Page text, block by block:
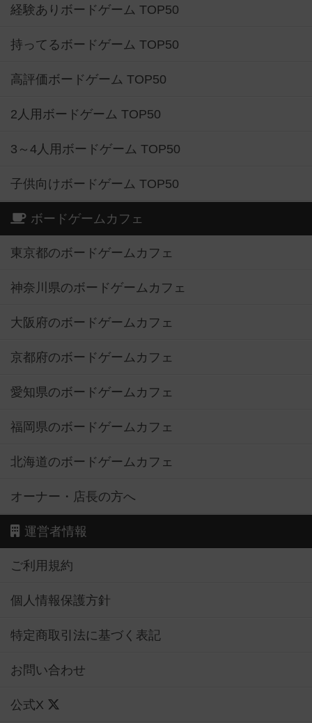
経験ありボードゲーム TOP50
持ってるボードゲーム TOP50
高評価ボードゲーム TOP50
2人用ボードゲーム TOP50
3～4人用ボードゲーム TOP50
子供向けボードゲーム TOP50
ボードゲームカフェ
東京都のボードゲームカフェ
神奈川県のボードゲームカフェ
大阪府のボードゲームカフェ
京都府のボードゲームカフェ
愛知県のボードゲームカフェ
福岡県のボードゲームカフェ
北海道のボードゲームカフェ
オーナー・店長の方へ
運営者情報
ご利用規約
個人情報保護方針
特定商取引法に基づく表記
お問い合わせ
公式X